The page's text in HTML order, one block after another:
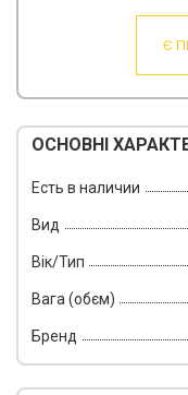
Є
ОСНОВНІ
Есть в наличии
Вид
Вік/Тип
Вага (обєм)
Бренд